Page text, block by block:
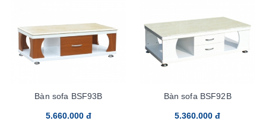
Bàn sofa BSF93B
5.660.000 đ
Bàn sofa BSF92B
5.360.000 đ